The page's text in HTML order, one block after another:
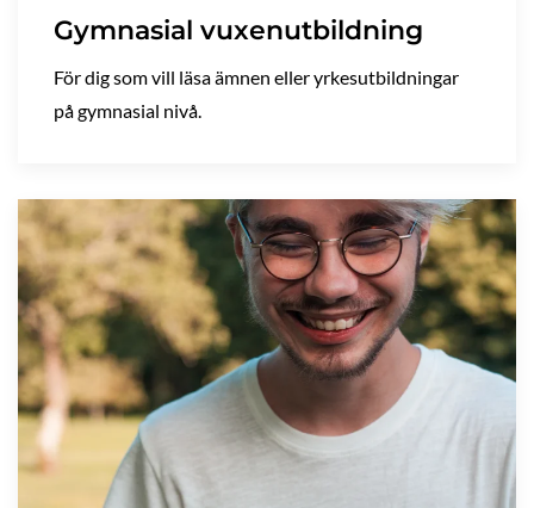
Gymnasial vuxenutbildning
För dig som vill läsa ämnen eller yrkesutbildningar
på gymnasial nivå.